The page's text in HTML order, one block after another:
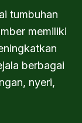
tumbuhan
memiliki
berbagai
nyeri,